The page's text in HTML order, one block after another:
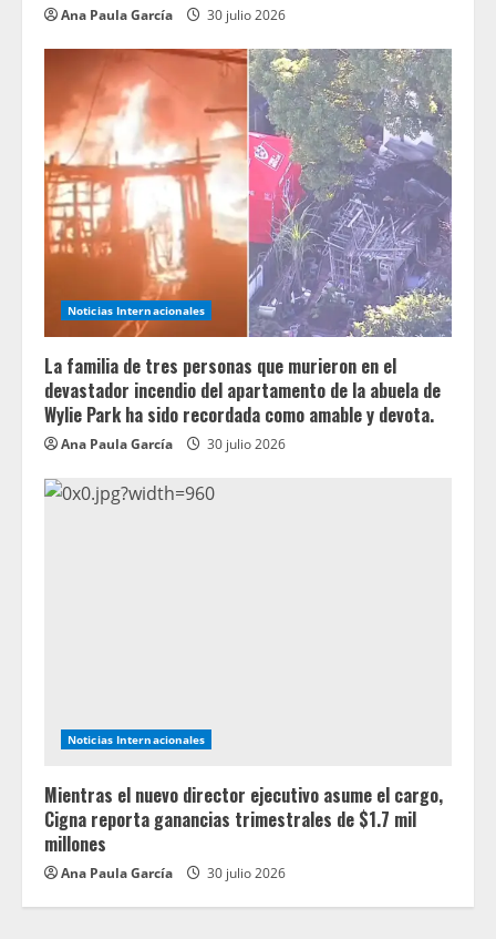
Ana Paula García 30 julio 2026
Noticias Internacionales
La familia de tres personas que murieron en el
devastador incendio del apartamento de la abuela de
Wylie Park ha sido recordada como amable y devota.
Ana Paula García 30 julio 2026
Noticias Internacionales
Mientras el nuevo director ejecutivo asume el cargo,
Cigna reporta ganancias trimestrales de $1.7 mil
millones
Ana Paula García 30 julio 2026